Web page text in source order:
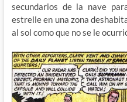
secundarios de la nave
estrelle en una zona
al sol como que no se le